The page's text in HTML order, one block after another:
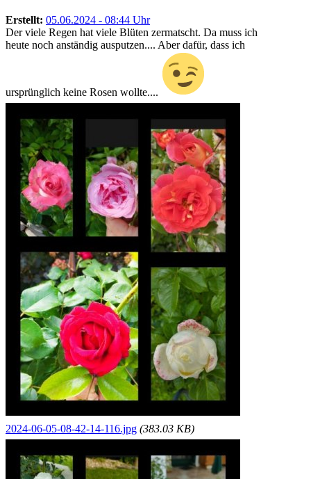
Erstellt: 05.06.2024 - 08:44 Uhr
Der viele Regen hat viele Blüten zermatscht. Da muss ich
heute noch anständig ausputzen.... Aber dafür, dass ich
ursprünglich keine Rosen wollte....
2024-06-05-08-42-14-116.jpg (383.03 KB)